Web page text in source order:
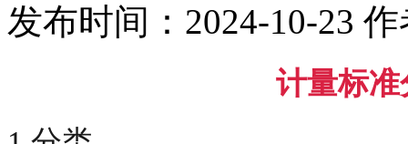
发布时间：2024-10-23 作
计量标